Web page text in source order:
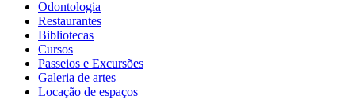
Odontologia
Restaurantes
Bibliotecas
Cursos
Passeios e Excursões
Galeria de artes
Locação de espaços